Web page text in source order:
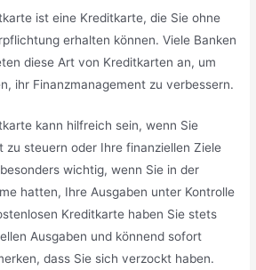
ist eine Kreditkarte, die Sie ohne
erhalten können. Viele Banken
diese Art von Kreditkarten an, um
ihr Finanzmanagement zu verbessern.
kann hilfreich sein, wenn Sie
zu steuern oder Ihre finanziellen Ziele
wichtig, wenn Sie in der
hatten, Ihre Ausgaben unter Kontrolle
Kreditkarte haben Sie stets
Ausgaben und könnend sofort
dass Sie sich verzockt haben.